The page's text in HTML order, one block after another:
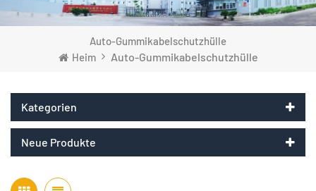
Auto-Gummikabelschutzhülle
Heim
Auto-Gummikabelschutzhülle
Kategorien
Neue Produkte